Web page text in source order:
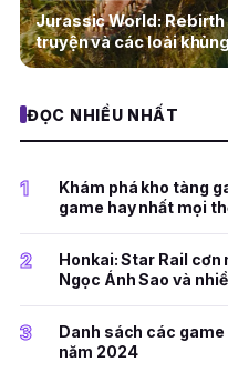
Jurassic World: Rebirth
truyện và các loài
ĐỌC NHIỀU NHẤT
1
Khám phá kho tàng
game hay nhất mọi
2
Honkai: Star Rail
Ngọc Ánh Sao và
3
Danh sách các
năm 2024